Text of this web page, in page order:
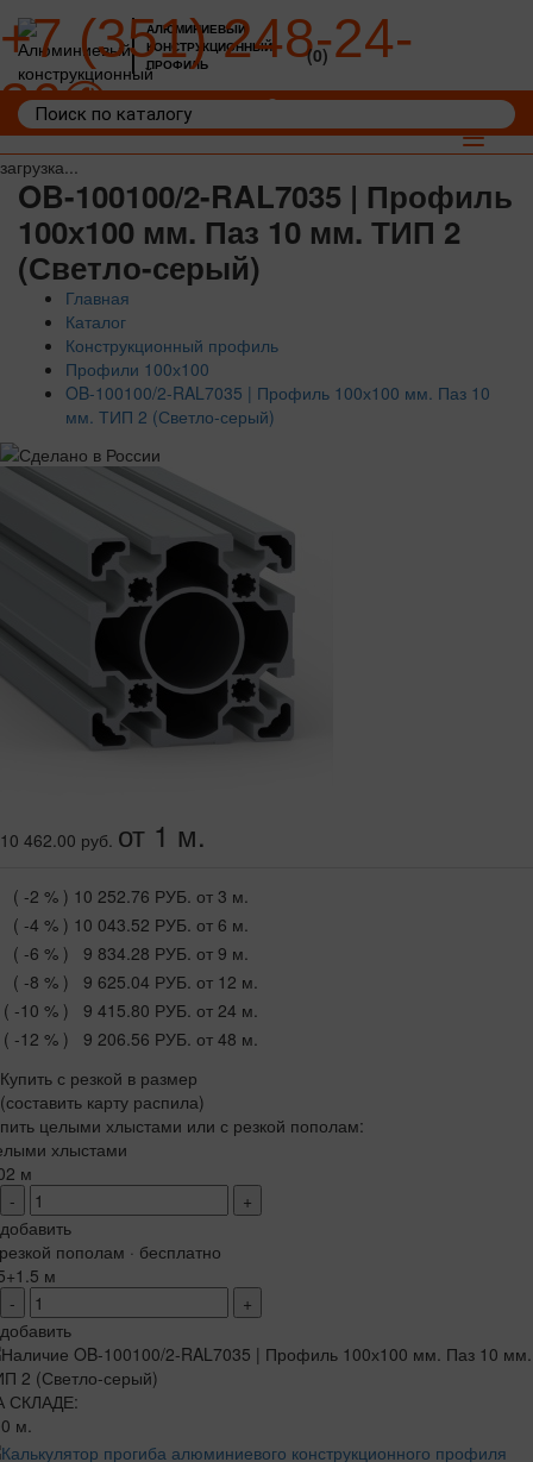
загрузка...
АЛЮМИНИЕВЫЙ
КОНСТРУКЦИОННЫЙ
ПРОФИЛЬ
+7 (351) 248-24-
36
(0)
Toggle
OB-100100/2-RAL7035 | Профиль
100х100 мм. Паз 10 мм. ТИП 2
(Светло-серый)
Главная
Каталог
Конструкционный профиль
Профили 100х100
OB-100100/2-RAL7035 | Профиль 100х100 мм. Паз 10
мм. ТИП 2 (Светло-серый)
10 462.00 руб. от 1 м.
( -2 % ) 10 252.76 РУБ. от 3 м.
( -4 % ) 10 043.52 РУБ. от 6 м.
( -6 % )
9 834.28 РУБ. от 9 м.
( -8 % )
9 625.04 РУБ. от 12 м.
( -10 % )
9 415.80 РУБ. от 24 м.
( -12 % )
9 206.56 РУБ. от 48 м.
Купить с резкой в размер
(составить карту распила)
целыми хлыстами или с резкой пополам:
хлыстами
м
-
+
добавить
пополам · бесплатно
м
-
+
добавить
СКЛАДЕ:
м.